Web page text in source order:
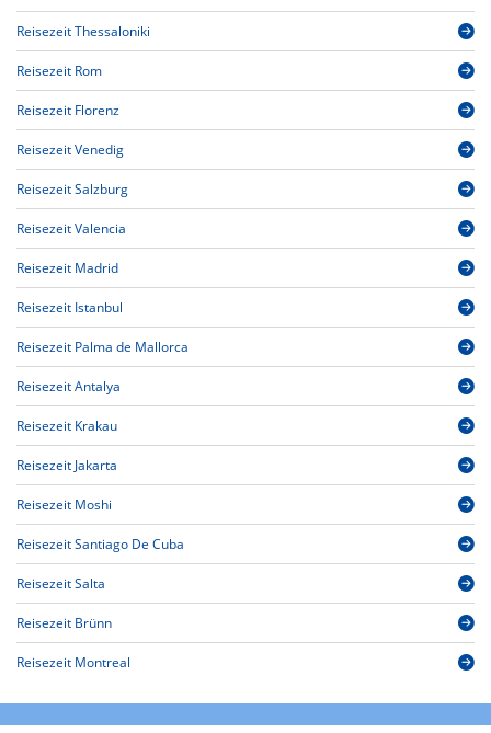
Reisezeit Thessaloniki
Reisezeit Rom
Reisezeit Florenz
Reisezeit Venedig
Reisezeit Salzburg
Reisezeit Valencia
Reisezeit Madrid
Reisezeit Istanbul
Reisezeit Palma de Mallorca
Reisezeit Antalya
Reisezeit Krakau
Reisezeit Jakarta
Reisezeit Moshi
Reisezeit Santiago De Cuba
Reisezeit Salta
Reisezeit Brünn
Reisezeit Montreal